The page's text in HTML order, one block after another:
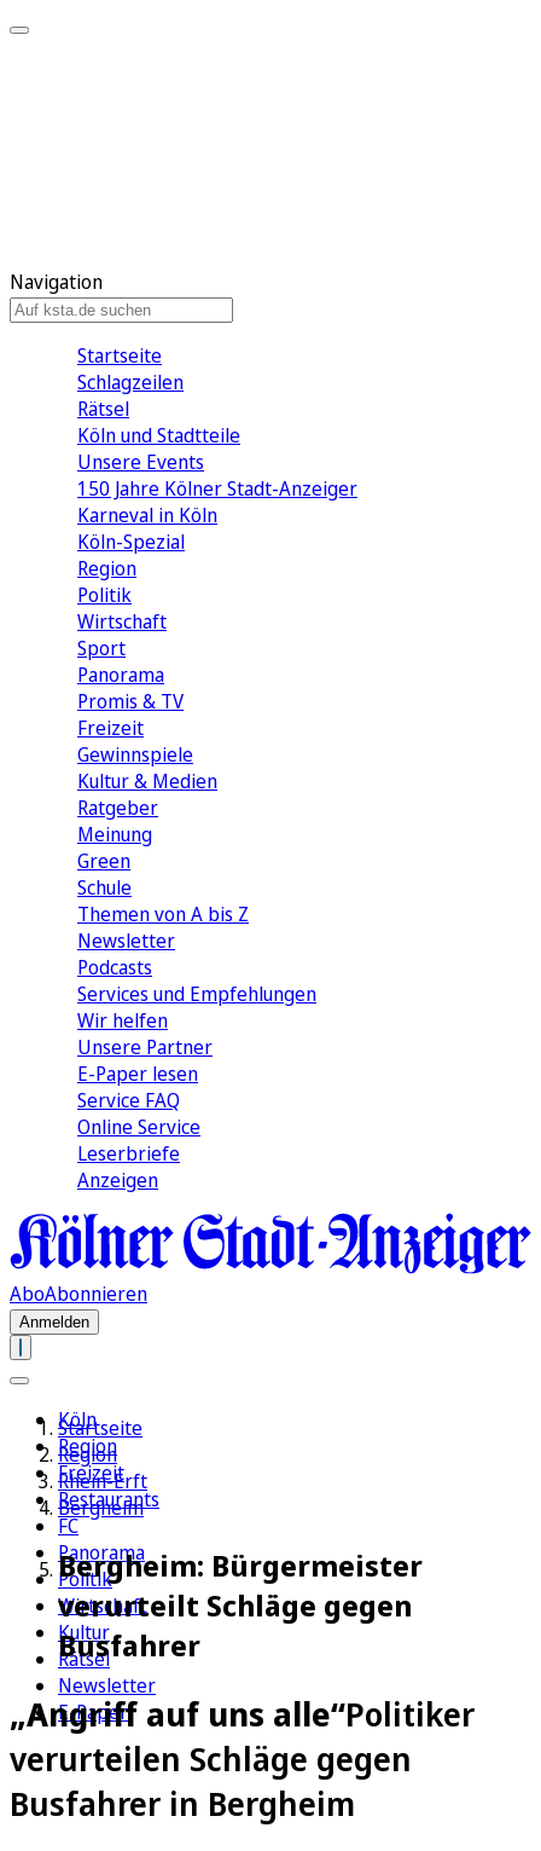
Navigation
Startseite
Schlagzeilen
Rätsel
Köln und Stadtteile
Unsere Events
150 Jahre Kölner Stadt-Anzeiger
Karneval in Köln
Köln-Spezial
Region
Politik
Wirtschaft
Sport
Panorama
Promis & TV
Freizeit
Gewinnspiele
Kultur & Medien
Ratgeber
Meinung
Green
Schule
Themen von A bis Z
Newsletter
Podcasts
Services und Empfehlungen
Wir helfen
Unsere Partner
E-Paper lesen
Service FAQ
Online Service
Leserbriefe
Anzeigen
AboAbonnieren
Anmelden
Köln
Region
Freizeit
Restaurants
FC
Panorama
Politik
Wirtschaft
Kultur
Rätsel
Newsletter
E-Paper
Startseite
Region
Rhein-Erft
Bergheim
Bergheim: Bürgermeister
verurteilt Schläge gegen
Busfahrer
„Angriff auf uns alle“Politiker
verurteilen Schläge gegen
Busfahrer in Bergheim